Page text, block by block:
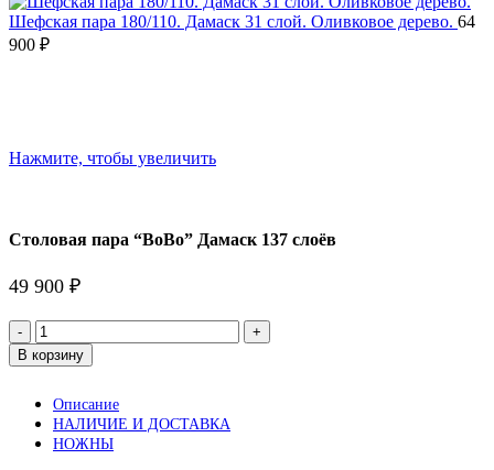
Шефская пара 180/110. Дамаск 31 слой. Оливковое дерево. 64
900 ₽
Нажмите, чтобы увеличить
Столовая пара “BoBo” Дамаск 137 слоёв
49 900 ₽
Количество
товара
Столовая
“BoBo”
Дамаск
137
В корзину
Описание
НАЛИЧИЕ И ДОСТАВКА
НОЖНЫ